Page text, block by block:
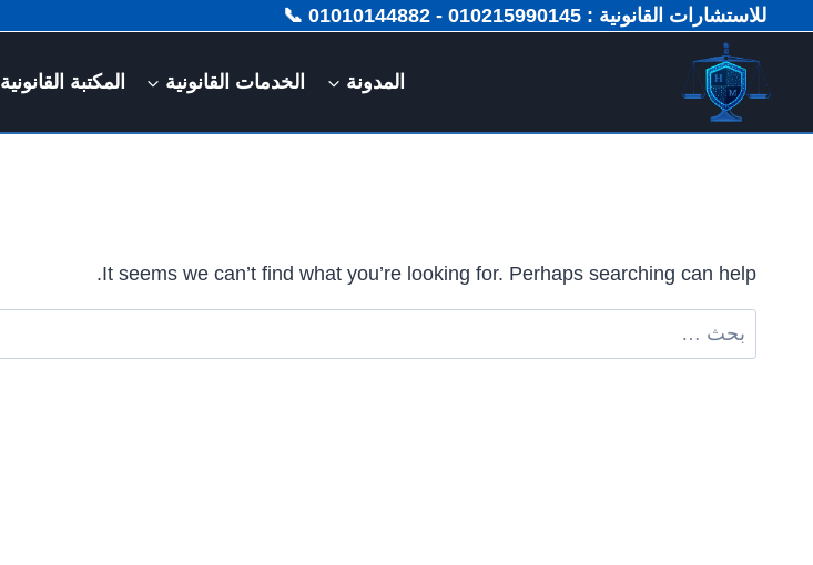
التجاوز
المحتوى
للاستشارات القانونية : 010215990145 - 01010144882 📞
المدونة الخدمات القانونية المكتبة القانونية
It seems we can’t find what you’re looking for. Perhaps searching can help.
البحث
عن: